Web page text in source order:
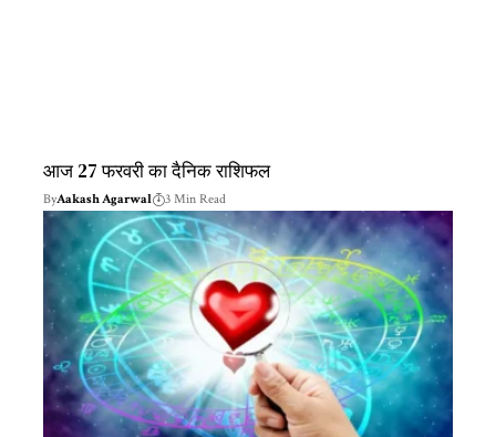
आज 27 फरवरी का दैनिक राशिफल
ByAakash Agarwal 3 Min Read